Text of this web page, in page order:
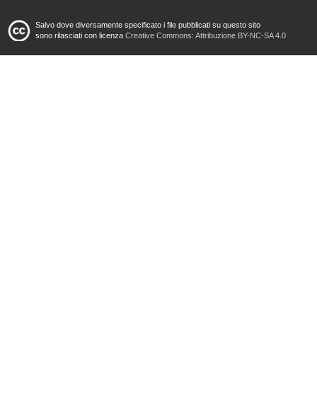
Salvo dove diversamente specificato i file pubblicati su questo sito
sono rilasciati con licenza Creative Commons: Attribuzione BY-NC-SA 4.0